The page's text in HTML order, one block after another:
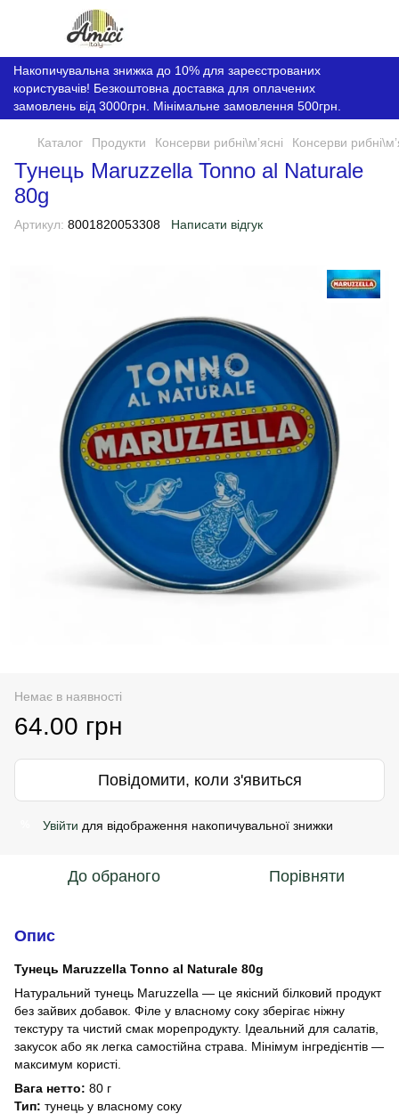
Накопичувальна знижка до 10% для зареєстрованих
користувачів! Безкоштовна доставка для оплачених
замовлень від 3000грн. Мінімальне замовлення 500грн.
Каталог Продукти Консерви рибні\мʼясні Консерви
Тунець Maruzzella Tonno al Naturale
80g
Артикул: 8001820053308 Написати відгук
Немає в наявності
64.00 грн
Повідомити, коли з'явиться
Увійти для відображення накопичувальної знижки
До обраного Порівняти
Опис
Тунець Maruzzella Tonno al Naturale 80g
Натуральний тунець Maruzzella — це якісний білковий продукт
без зайвих добавок. Філе у власному соку зберігає ніжну
текстуру та чистий смак морепродукту. Ідеальний для салатів,
закусок або як легка самостійна страва. Мінімум інгредієнтів —
максимум користі.
Вага нетто: 80 г
Тип: тунець у власному соку